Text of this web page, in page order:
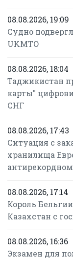
08.08.2026, 19:09
Судно
UKMTO
08.08.2026, 18:04
Таджикистан
карты"
СНГ
08.08.2026, 17:43
Ситуация с
хранилища
08.08.2026, 17:14
Король
Казахстан с
08.08.2026, 16:36
Экзамен для